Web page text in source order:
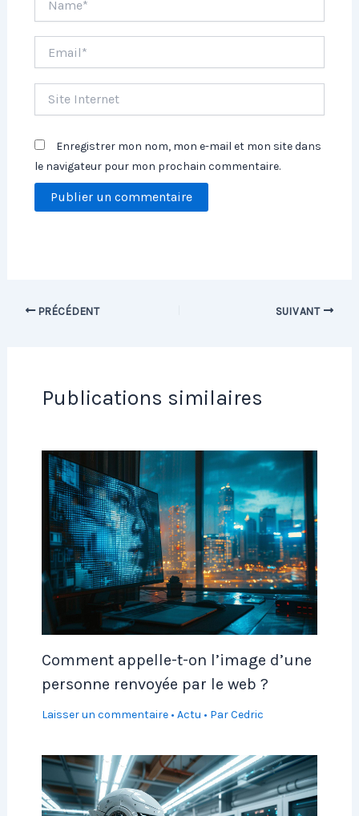
Internet
Enregistrer mon nom, mon e-mail et mon site dans
le navigateur pour mon prochain commentaire.
PRÉCÉDENT SUIVANT
Publications similaires
Comment appelle-t-on l’image d’une
personne renvoyée par le web ?
Laisser un commentaire • Actu • ParCedric